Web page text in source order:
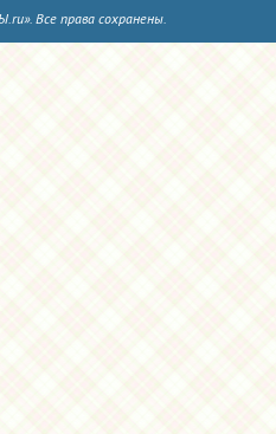
Все права сохранены.